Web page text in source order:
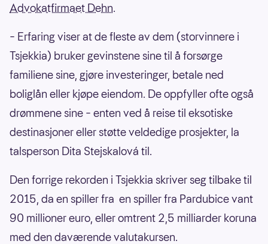
Advokatfirmaet Dehn.
– Erfaring viser at de fleste av dem (storvinnere i
Tsjekkia) bruker gevinstene sine til å forsørge
familiene sine, gjøre investeringer, betale ned
boliglån eller kjøpe eiendom. De oppfyller ofte også
drømmene sine – enten ved å reise til eksotiske
destinasjoner eller støtte veldedige prosjekter, la
talsperson Dita Stejskalová til.
Den forrige rekorden i Tsjekkia skriver seg tilbake til
2015, da en spiller fra en spiller fra Pardubice vant
90 millioner euro, eller omtrent 2,5 milliarder koruna
med den daværende valutakursen.